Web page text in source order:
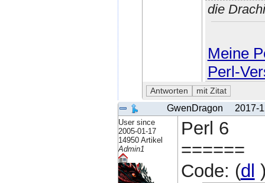
die
Meine
Perl-
GwenDragon 2017-
User since
2005-01-17
14950 Artikel
Admin1
Perl 6
======
Code: (dl